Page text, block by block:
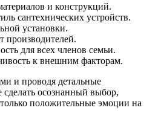
и конструкций.
сантехнических устройств.
установки.
производителей.
для всех членов семьи.
к внешним факторам.
и проводя детальные
осознанный выбор,
положительные эмоции на